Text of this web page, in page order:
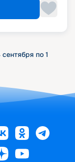
по 1